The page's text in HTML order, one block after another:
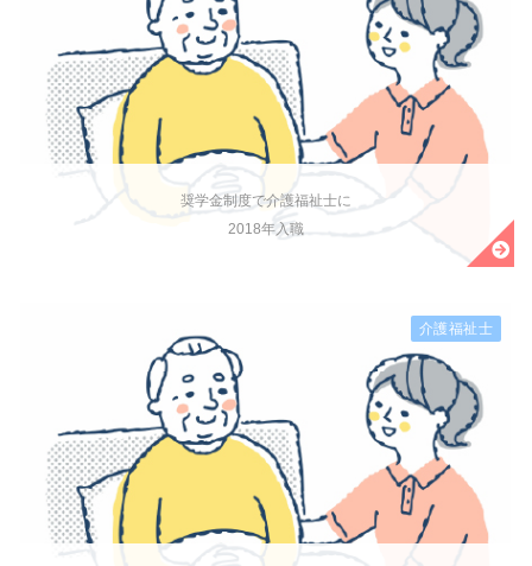
奨学金制度で介護福祉士に
2018年入職
介護福祉士